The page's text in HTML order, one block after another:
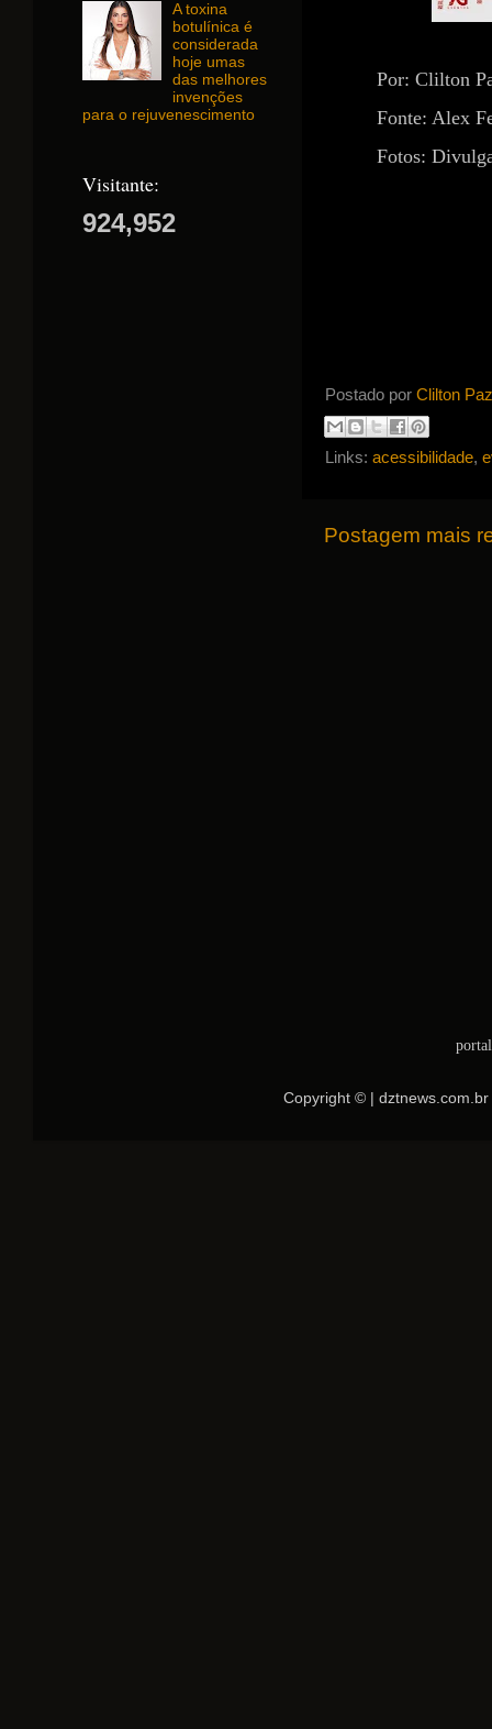
Por: Clilton
Fonte: Alex
Fotos:
Postado por Clilton Paz
Links: acessibilidade,
Postagem mais
A toxina
botulínica é
considerada
hoje umas
das melhores
invenções
para o rejuvenescimento
Visitante:
924,952
Copyright © |